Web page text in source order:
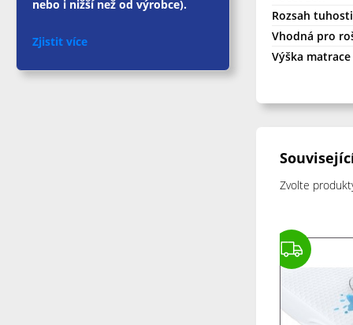
Rozsah
Vhodná pro
Výška matrace
Zvolte
nebo i nižší než od výrobce).
Zjistit více